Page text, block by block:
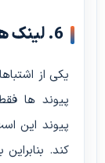
6. لینک ها باید کلیک دار باشد
یکی از
پیوند ها
پیوند این
کند.